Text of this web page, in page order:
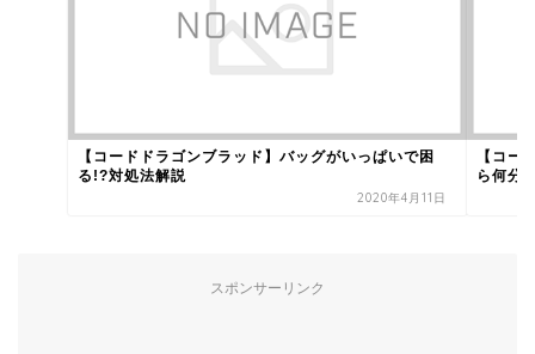
【コードドラゴンブラッド】バッグがいっぱいで困
る!?対処法解説
2020年4月11日
【コー
ら何分
スポンサーリンク